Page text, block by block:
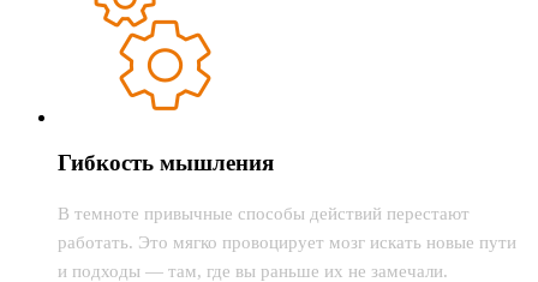
Гибкость мышления
В темноте привычные способы действий перестают
работать. Это мягко провоцирует мозг искать новые пути
и подходы — там, где вы раньше их не замечали.